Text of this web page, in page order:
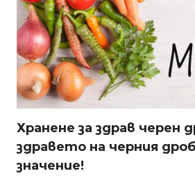
Хранене за здрав черен
здравето на черния
значение!